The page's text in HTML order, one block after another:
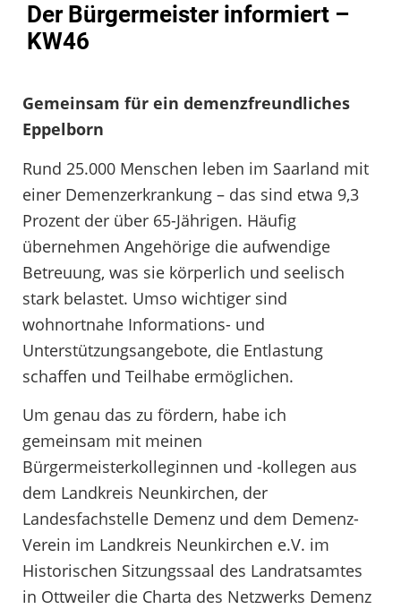
Der Bürgermeister informiert –
KW46
Gemeinsam für ein demenzfreundliches
Eppelborn
Rund 25.000 Menschen leben im Saarland mit
einer Demenzerkrankung – das sind etwa 9,3
Prozent der über 65-Jährigen. Häufig
übernehmen Angehörige die aufwendige
Betreuung, was sie körperlich und seelisch
stark belastet. Umso wichtiger sind
wohnortnahe Informations- und
Unterstützungsangebote, die Entlastung
schaffen und Teilhabe ermöglichen.
Um genau das zu fördern, habe ich
gemeinsam mit meinen
Bürgermeisterkolleginnen und -kollegen aus
dem Landkreis Neunkirchen, der
Landesfachstelle Demenz und dem Demenz-
Verein im Landkreis Neunkirchen e.V. im
Historischen Sitzungssaal des Landratsamtes
in Ottweiler die Charta des Netzwerks Demenz